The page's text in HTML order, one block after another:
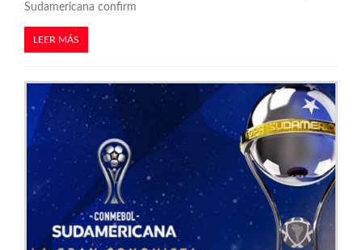
Sudamericana confirm
LEER MÁS